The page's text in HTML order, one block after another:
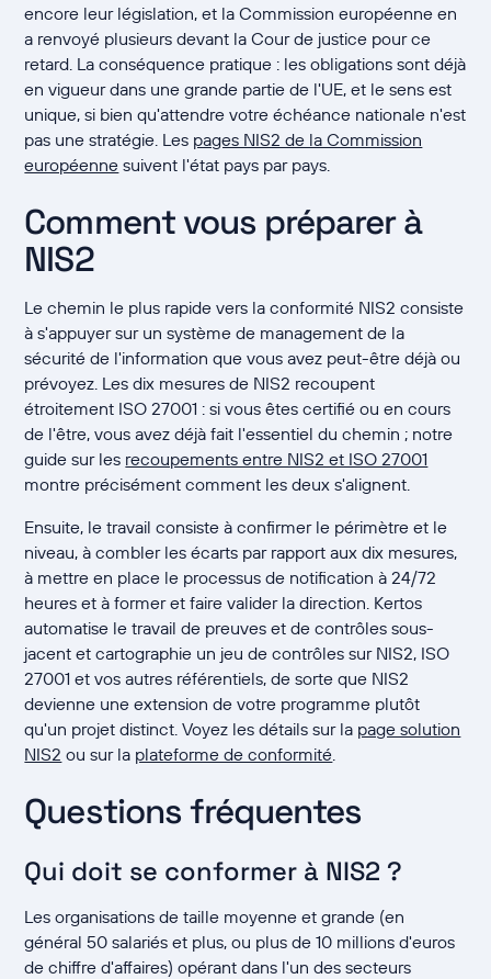
encore leur législation, et la Commission européenne en
a renvoyé plusieurs devant la Cour de justice pour ce
retard. La conséquence pratique : les obligations sont déjà
en vigueur dans une grande partie de l'UE, et le sens est
unique, si bien qu'attendre votre échéance nationale n'est
pas une stratégie. Les pages NIS2 de la Commission
européenne suivent l'état pays par pays.
Comment vous préparer à
NIS2
Le chemin le plus rapide vers la conformité NIS2 consiste
à s'appuyer sur un système de management de la
sécurité de l'information que vous avez peut-être déjà ou
prévoyez. Les dix mesures de NIS2 recoupent
étroitement ISO 27001 : si vous êtes certifié ou en cours
de l'être, vous avez déjà fait l'essentiel du chemin ; notre
guide sur les recoupements entre NIS2 et ISO 27001
montre précisément comment les deux s'alignent.
Ensuite, le travail consiste à confirmer le périmètre et le
niveau, à combler les écarts par rapport aux dix mesures,
à mettre en place le processus de notification à 24/72
heures et à former et faire valider la direction. Kertos
automatise le travail de preuves et de contrôles sous-
jacent et cartographie un jeu de contrôles sur NIS2, ISO
27001 et vos autres référentiels, de sorte que NIS2
devienne une extension de votre programme plutôt
qu'un projet distinct. Voyez les détails sur la page solution
NIS2 ou sur la plateforme de conformité
Questions fréquentes
Qui doit se conformer à NIS2 ?
Les organisations de taille moyenne et grande (en
général 50 salariés et plus, ou plus de 10 millions d'euros
de chiffre d'affaires) opérant dans l'un des secteurs